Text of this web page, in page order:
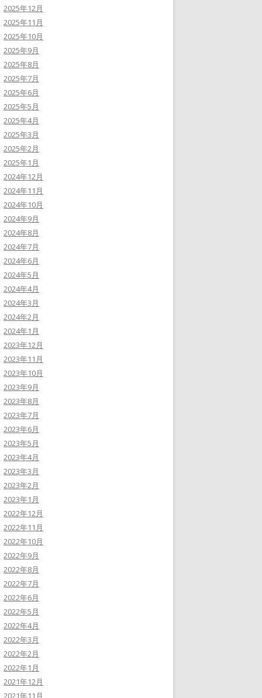
2025年12月
2025年11月
2025年10月
2025年9月
2025年8月
2025年7月
2025年6月
2025年5月
2025年4月
2025年3月
2025年2月
2025年1月
2024年12月
2024年11月
2024年10月
2024年9月
2024年8月
2024年7月
2024年6月
2024年5月
2024年4月
2024年3月
2024年2月
2024年1月
2023年12月
2023年11月
2023年10月
2023年9月
2023年8月
2023年7月
2023年6月
2023年5月
2023年4月
2023年3月
2023年2月
2023年1月
2022年12月
2022年11月
2022年10月
2022年9月
2022年8月
2022年7月
2022年6月
2022年5月
2022年4月
2022年3月
2022年2月
2022年1月
2021年12月
2021年11月